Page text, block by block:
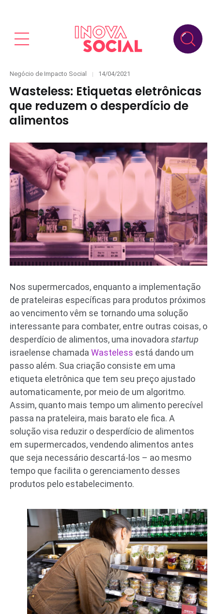
Categories
Negócio de Impacto Social
Posted
14/04/2021
Wasteless: Etiquetas eletrônicas
que reduzem o desperdício de
alimentos
Nos supermercados, enquanto a implementação
de prateleiras específicas para produtos próximos
ao vencimento vêm se tornando uma solução
interessante para combater, entre outras coisas, o
desperdício de alimentos, uma inovadora startup
israelense chamada Wasteless está dando um
passo além. Sua criação consiste em uma
etiqueta eletrônica que tem seu preço ajustado
automaticamente, por meio de um algoritmo.
Assim, quanto mais tempo um alimento perecível
passa na prateleira, mais barato ele fica. A
solução visa reduzir o desperdício de alimentos
em supermercados, vendendo alimentos antes
que seja necessário descartá-los – ao mesmo
tempo que facilita o gerenciamento desses
produtos pelo estabelecimento.